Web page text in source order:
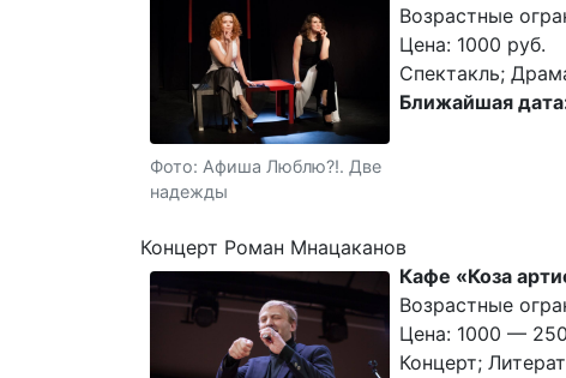
Фото: Афиша Люблю?!. Две
надежды
Возрастные
Цена: 1000 руб.
Спектакль;
Ближайшая
Концерт Роман Мнацаканов
Кафе «Коза
Возрастные
Цена: 1000 —
Концерт;